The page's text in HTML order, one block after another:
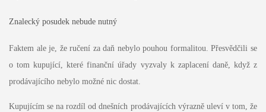
Znalecký posudek nebude nutný
Faktem ale je, že ručení za daň nebylo pouhou formalitou. Přesvědčili se
o tom kupující, které finanční úřady vyzvaly k zaplacení daně, když z
prodávajícího nebylo možné nic dostat.
Kupujícím se na rozdíl od dnešních prodávajících výrazně uleví v tom, že